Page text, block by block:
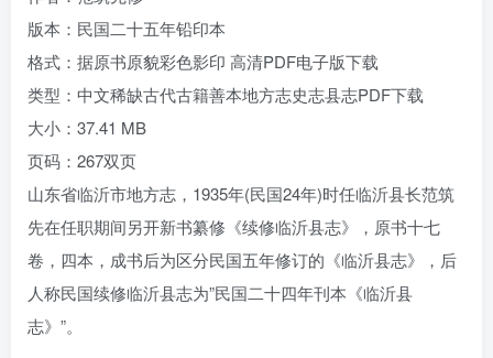
版本：民国二十五年铅印本
格式：据原书原貌彩色影印 高清PDF电子版下载
类型：中文稀缺古代古籍善本地方志史志县志PDF下载
大小：37.41 MB
页码：267双页
山东省临沂市地方志，1935年(民国24年)时任临沂县长范筑
先在任职期间另开新书纂修《续修临沂县志》，原书十七
卷，四本，成书后为区分民国五年修订的《临沂县志》，后
人称民国续修临沂县志为”民国二十四年刊本《临沂县
志》”。